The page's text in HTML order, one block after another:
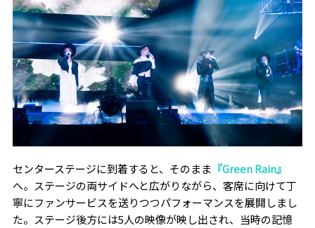
センターステージに到着すると、そのまま 『Green Rain』
へ。ステージの両サイドへと広がりながら、客席に向けて丁
寧にファンサービスを送りつつパフォーマンスを展開しまし
た。ステージ後方には5人の映像が映し出され、当時の記憶